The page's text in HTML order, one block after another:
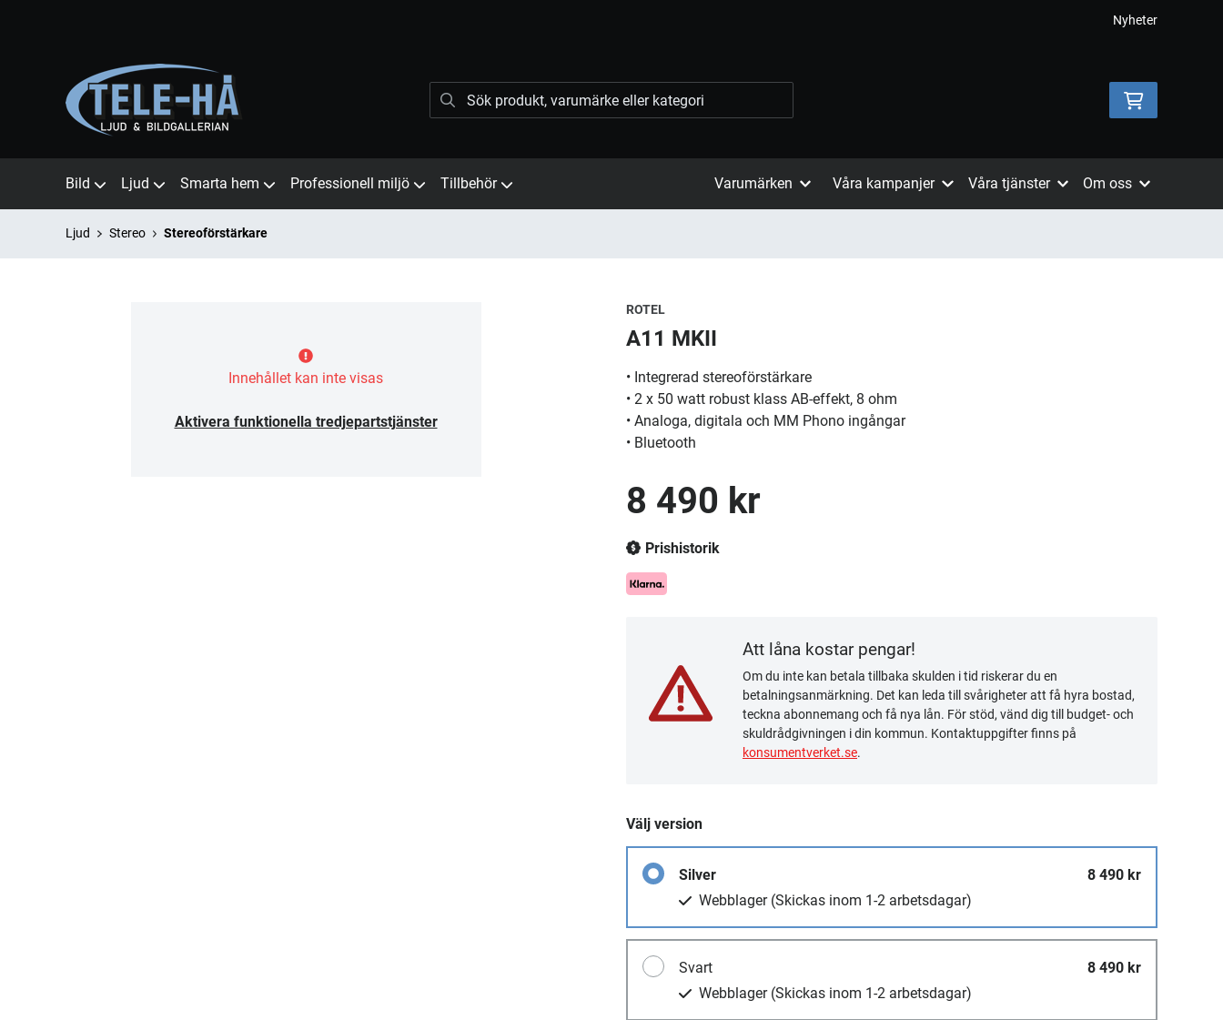
Nyheter
Bild Ljud Smarta hem Professionell miljö Tillbehör Varumärken Våra kampanjer Våra tjänster Om oss
Ljud Stereo Stereoförstärkare
Innehållet kan inte visas
Aktivera funktionella tredjepartstjänster
ROTEL
A11 MKII
• Integrerad stereoförstärkare
• 2 x 50 watt robust klass AB-effekt, 8 ohm
• Analoga, digitala och MM Phono ingångar
• Bluetooth
8 490 kr
Prishistorik
Att låna kostar pengar!
Om du inte kan betala tillbaka skulden i tid riskerar du en
betalningsanmärkning. Det kan leda till svårigheter att få hyra bostad,
teckna abonnemang och få nya lån. För stöd, vänd dig till budget- och
skuldrådgivningen i din kommun. Kontaktuppgifter finns på
konsumentverket.se.
Välj version
Silver
8 490 kr
Webblager (Skickas inom 1-2 arbetsdagar)
Svart
8 490 kr
Webblager (Skickas inom 1-2 arbetsdagar)